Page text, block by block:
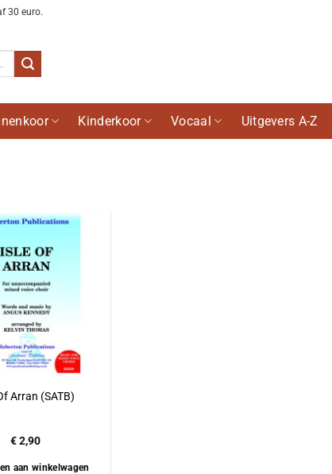
30 euro.
Kinderkoor Vocaal Uitgevers A-Z
Arran (SATB)
€2,90
aan winkelwagen